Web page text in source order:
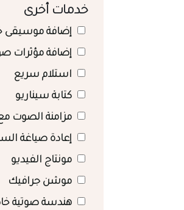
خدمات أخرى
إضافة موسيقى
إضافة مؤثرات
استلام سريع
كتابة سيناريو
مزامنة الصوت
إعادة صياغة
مونتاج الفيديو
موشن جرافيك
هندسة صوتية